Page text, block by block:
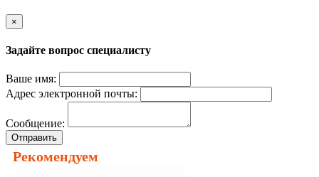
×
Задайте вопрос специалисту
Ваше имя:
Адрес электронной почты:
Сообщение:
Отправить
Рекомендуем